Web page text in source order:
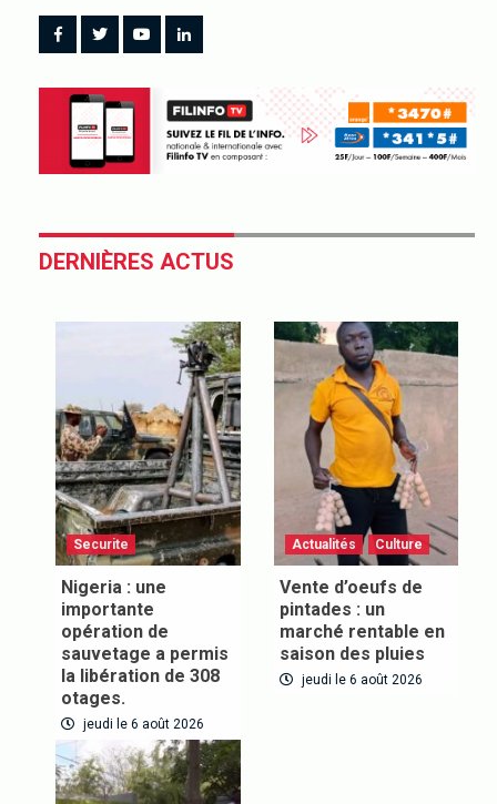
DERNIÈRES ACTUS
Securite
Nigeria : une
importante
opération de
sauvetage a permis
la libération de 308
otages.
jeudi le 6 août 2026
Actualités Culture
Vente d’oeufs de
pintades : un
marché rentable en
saison des pluies
jeudi le 6 août 2026